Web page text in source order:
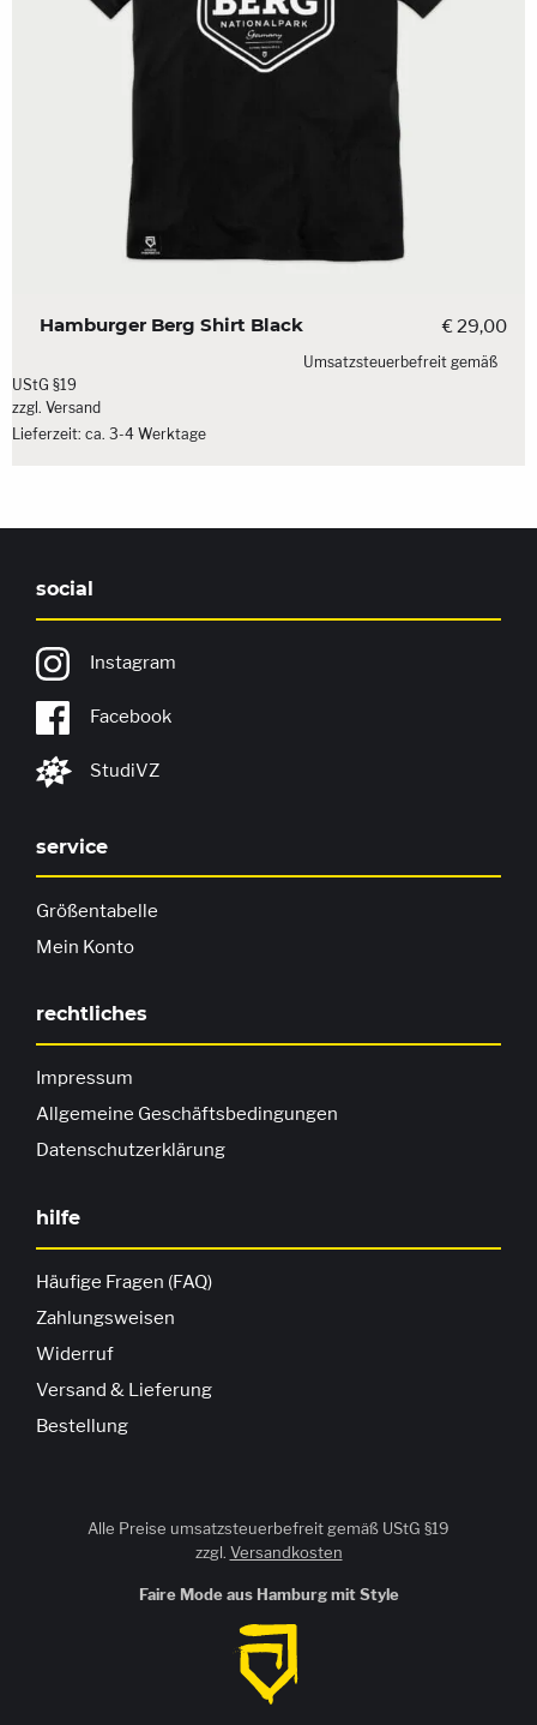
Hamburger Berg Shirt Black €29,00
Umsatzsteuerbefreit gemäß
UStG §19
zzgl. Versand
Lieferzeit: ca. 3-4 Werktage
social
Instagram
Facebook
StudiVZ
service
Größentabelle
Mein Konto
rechtliches
Impressum
Allgemeine Geschäftsbedingungen
Datenschutzerklärung
hilfe
Häufige Fragen (FAQ)
Zahlungsweisen
Widerruf
Versand & Lieferung
Bestellung
Alle Preise umsatzsteuerbefreit gemäß UStG §19
zzgl. Versandkosten
Faire Mode aus Hamburg mit Style